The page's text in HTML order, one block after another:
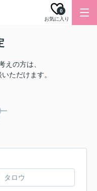
お気に入り
0
えの方は、
ただけます。